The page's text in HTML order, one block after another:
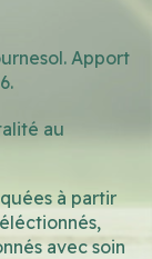
Apport
au
à partir
avec soin